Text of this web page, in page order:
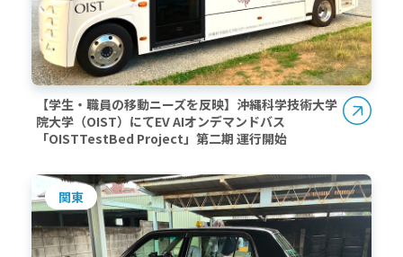
【学生・職員の移動ニーズを反映】沖縄科学技術大学
院大学（OIST）にてEV AIオンデマンドバス
「OISTTestBed Project」第二期 運行開始
関東